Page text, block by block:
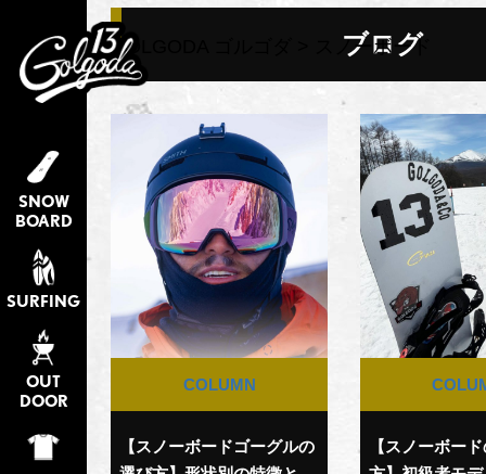
SNOW
BOARD
SURFING
OUT
DOOR
GOLGODA ゴルゴダ > スノーボード
ブログ
COLUMN
【スノーボードゴーグルの
【スノーボー